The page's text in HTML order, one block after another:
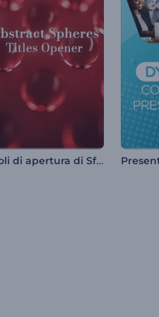
Titoli di apertura di Sfere astratte